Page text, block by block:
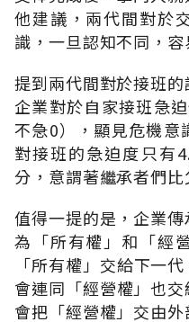
他建議，兩代間對於
識，一旦認知不同，容
提到兩代間對於接班
企業對於自家接班急
不急0），顯見危機意
對接班的急迫度只有
分，意謂著繼承者們
值得一提的是，企業
為「所有權」和「經
「所有權」交給下一
會連同「經營權」也
會把「經營權」交由外